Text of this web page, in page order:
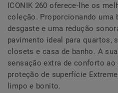
ICONIK 260 oferece-lhe os
coleção. Proporcionando uma
desgaste e uma redução
pavimento ideal para quartos,
closets e casa de banho. A
sensação extra de conforto
proteção de superfície
limpo e bonito.